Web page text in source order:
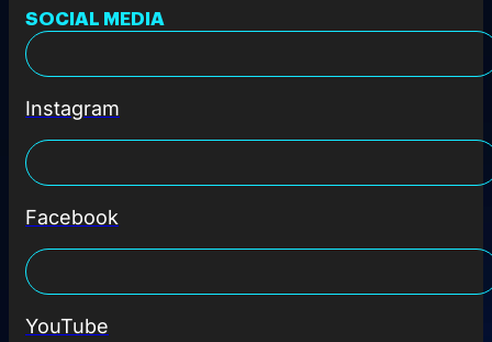
SOCIAL MEDIA
Instagram
Facebook
YouTube